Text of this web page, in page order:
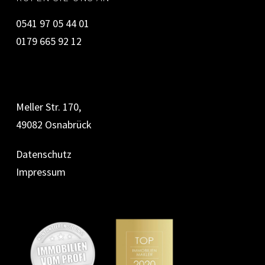
0541 97 05 44 01
0179 665 92 12
Meller Str. 170,
49082 Osnabrück
Datenschutz
Impressum